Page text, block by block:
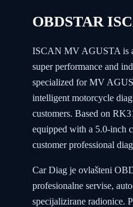
OBDSTAR
ISCAN MV AGUSTA is
super performance and
specialized for MV
intelligent motorcycle
customers. Based on
equipped with a 5.0-inch
customer professional
Car Diag je ovlašteni
profesionalne servise,
specijalizirane radionice.